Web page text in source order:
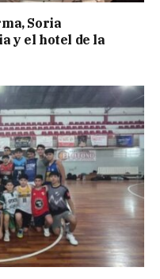
Soria
y el hotel de la